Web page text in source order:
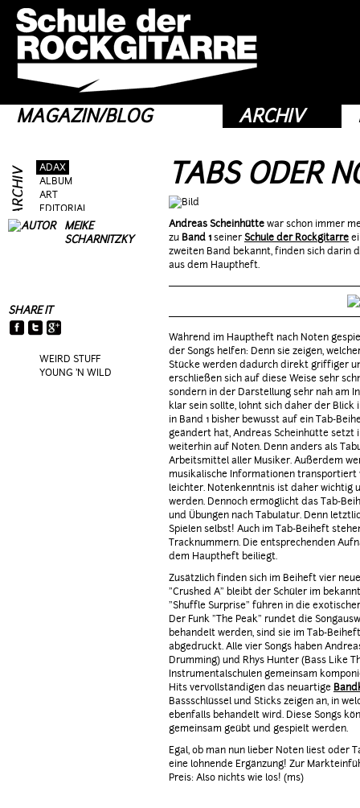
MAGAZIN/BLOG ARCHIV
ADAX
ALBUM
ART
EDITORIAL
FRAG AS
MOVIE
RIFFS
TALK
WEIRD STUFF
YOUNG 'N WILD
TABS ODER
MEIKE
SCHARNITZKY
SHARE IT
Andreas Scheinhüttewar schon immer
zu Band 1seinerSchule der Rockgitarre
zweiten Band bekannt, finden sich darin
aus dem Hauptheft.
Während im Hauptheft nach Noten
der Songs helfen: Denn sie zeigen,
Stücke werden dadurch direkt griffiger
erschließen sich auf diese Weise sehr
sondern in der Darstellung sehr nah am
klar sein sollte, lohnt sich daher der Blick
in Band 1 bisher bewusst auf ein Tab-
geändert hat, Andreas Scheinhütte setzt
weiterhin auf Noten. Denn anders als
Arbeitsmittel aller Musiker. Außerdem
musikalische Informationen
leichter. Notenkenntnis ist daher wichtig
werden. Dennoch ermöglicht das Tab-
und Übungen nach Tabulatur. Denn
Spielen selbst! Auch im Tab-Beiheft
Tracknummern. Die entsprechenden
dem Hauptheft beiliegt.
Zusätzlich finden sich im Beiheft vier
"Crushed A" bleibt der Schüler im
"Shuffle Surprise" führen in die
Der Funk "The Peak" rundet die
behandelt werden, sind sie im Tab-
abgedruckt. Alle vier Songs haben
Drumming) und Rhys Hunter (Bass Like
Instrumentalschulen gemeinsam
Hits vervollständigen das neuartige
Bassschlüssel und Sticks zeigen an, in
ebenfalls behandelt wird. Diese Songs
gemeinsam geübt und gespielt werden.
Egal, ob man nun lieber Noten liest oder
eine lohnende Ergänzung! Zur
Preis: Also nichts wie los! (ms)